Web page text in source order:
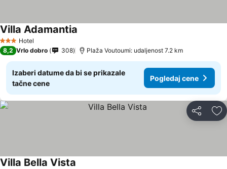
3 Zvezdice
Hotel
Villa Adamantia
8,2 Vrlo dobro 308 Plaža Voutoumi: udaljenost 7.2 km
Izaberi datume da bi se prikazale
tačne cene
Pogledaj cene
Deli
Villa Bella Vista